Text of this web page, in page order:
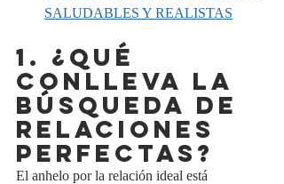
SALUDABLES Y REALISTAS
1. ¿QUÉ
CONLLEVA LA
BÚSQUEDA DE
RELACIONES
PERFECTAS?
El anhelo por la relación ideal está